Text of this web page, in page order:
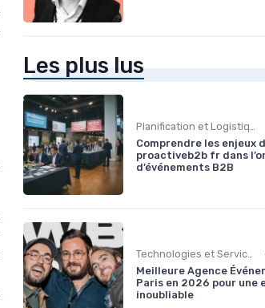
Les plus lus
Planification et Logistique de l'Événement
Comprendre les enjeux
proactiveb2b fr dans
d’événements B2B
Technologies et Services pour Organisateurs
Meilleure Agence
Paris en 2026 pour une
inoubliable